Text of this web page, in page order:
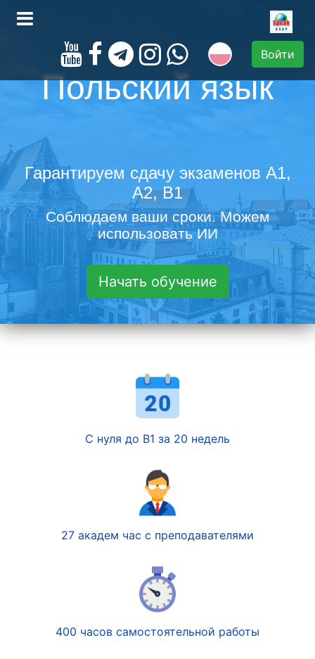
Войти
Польский язык
Гарантируем сдачу экзаменов A1,
A2, B1
Соблюдаем ваши сроки. Можем
использовать ИИ
Начать обучение
С нуля до В1 за 20 недель
27 академ час с преподавателями
400 часов самостоятельной работы